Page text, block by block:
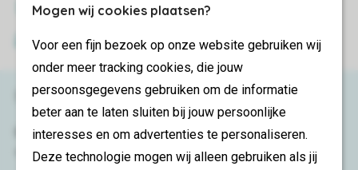
Mogen wij cookies plaatsen?
Voor een fijn bezoek op onze website gebruiken wij
onder meer tracking cookies, die jouw
persoonsgegevens gebruiken om de informatie
beter aan te laten sluiten bij jouw persoonlijke
interesses en om advertenties te personaliseren.
Deze technologie mogen wij alleen gebruiken als jij
Veilige gegevensoverdracht
Veilige betaling
Service & contact
Bekijk deveelgestelde vragenof neem
contact op met het Contact Center .